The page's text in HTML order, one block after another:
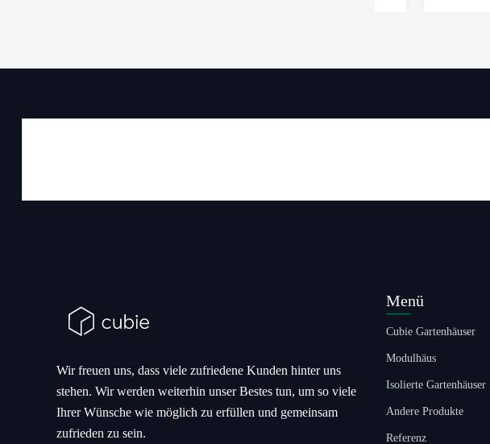
Wir freuen uns, dass viele zufriedene Kunden hinter uns
stehen. Wir werden weiterhin unser Bestes tun, um so viele
Ihrer Wünsche wie möglich zu erfüllen und gemeinsam
zufrieden zu sein.
Menü
Cubie Gartenhäuser
Modulhäus
Isolierte Gartenhäuser
Andere Produkte
Referenz